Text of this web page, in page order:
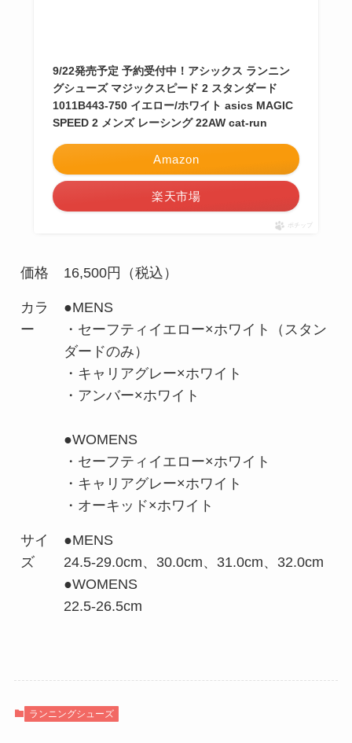
9/22発売予定 予約受付中！アシックス ランニン
グシューズ マジックスピード 2 スタンダード
1011B443-750 イエロー/ホワイト asics MAGIC
SPEED 2 メンズ レーシング 22AW cat-run
Amazon
楽天市場
ポチップ
価格 16,500円（税込）
カラ
ー
●MENS
・セーフティイエロー×ホワイト（スタン
ダードのみ）
・キャリアグレー×ホワイト
・アンバー×ホワイト
●WOMENS
・セーフティイエロー×ホワイト
・キャリアグレー×ホワイト
・オーキッド×ホワイト
サイ
ズ
●MENS
24.5-29.0cm、30.0cm、31.0cm、32.0cm
●WOMENS
22.5-26.5cm
ランニングシューズ